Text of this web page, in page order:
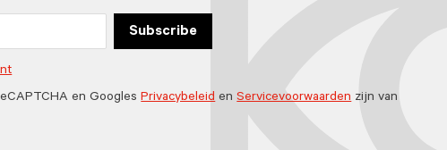
Subscribe
en GooglesPrivacybeleidenServicevoorwaardenzijn van